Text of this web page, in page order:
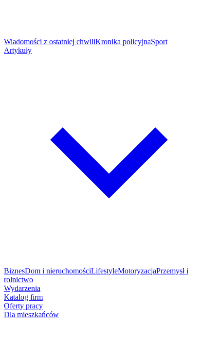
Wiadomości z ostatniej chwiliKronika policyjnaSport
Artykuły
BiznesDom i nieruchomościLifestyleMotoryzacjaPrzemysł i
rolnictwo
Wydarzenia
Katalog firm
Oferty pracy
Dla mieszkańców